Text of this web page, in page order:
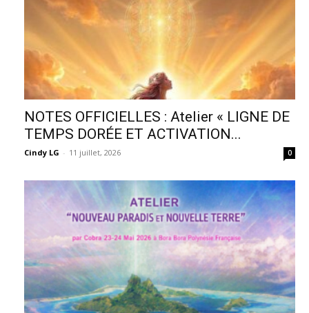
NOTES OFFICIELLES : Atelier « LIGNE DE
TEMPS DORÉE ET ACTIVATION...
Cindy LG - 11 juillet, 2026 0